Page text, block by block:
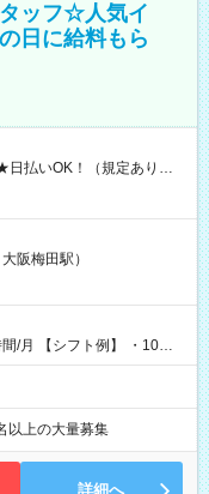
ッフ☆人気イ
日に給料もら
コンビニATMから 日払
阪梅田駅）
10：
以上の大量募集
詳細へ